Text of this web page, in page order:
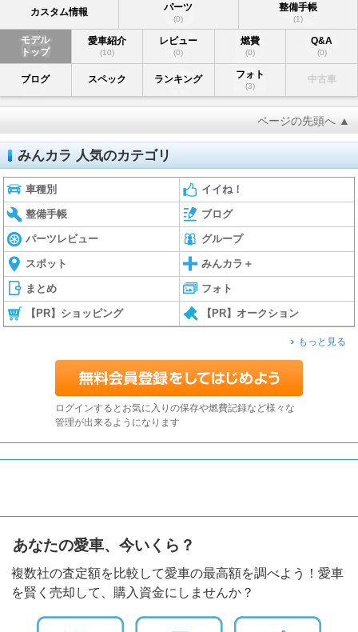
カスタム情報 パーツ
(0)
整備手帳
(1)
モデル
トップ
愛車紹介
(10)
レビュー
(0)
燃費
(0)
Q&A
(0)
ブログ スペック ランキング フォト
(3)
中古車
ページの先頭へ ▲
みんカラ 人気のカテゴリ
車種別 イイね！
整備手帳 ブログ
パーツレビュー グループ
スポット みんカラ＋
まとめ フォト
【PR】ショッピング 【PR】オークション
もっと見る
ログインするとお気に入りの保存や燃費記録など様々な
管理が出来るようになります
あなたの愛車、今いくら？
複数社の査定額を比較して愛車の最高額を調べよう！愛車
を賢く売却して、購入資金にしませんか？